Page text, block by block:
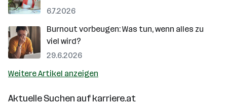
6.7.2026
Burnout vorbeugen: Was tun, wenn alles zu
viel wird?
29.6.2026
Weitere Artikel anzeigen
Aktuelle Suchen aufkarriere.at